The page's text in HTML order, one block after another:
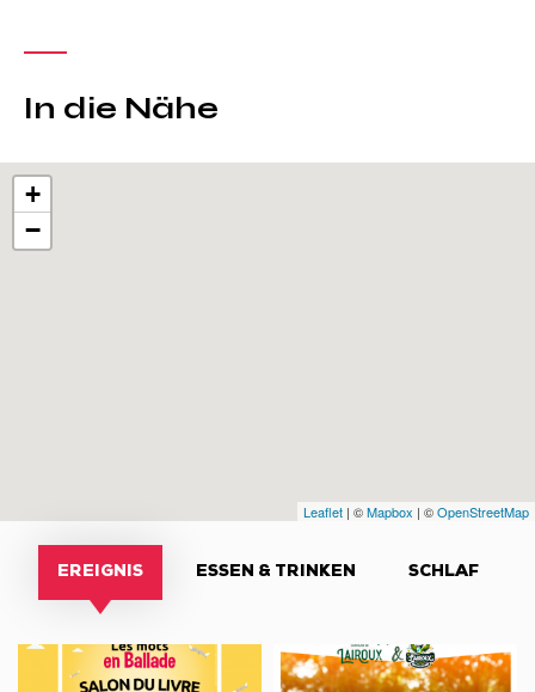
In die Nähe
+
−
Leaflet | ©Mapbox | ©OpenStreetMap
EREIGNIS ESSEN & TRINKEN SCHLAF
Un